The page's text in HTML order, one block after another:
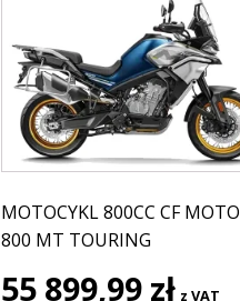
MOTOCYKL 800CC CF MOTO
800 MT TOURING
55 899,99 zł z VAT